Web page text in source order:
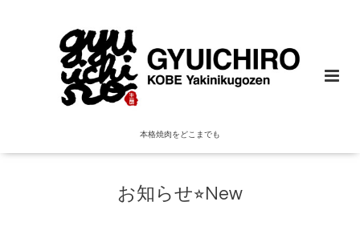
本格焼肉をどこまでも
お知らせ⭐︎New